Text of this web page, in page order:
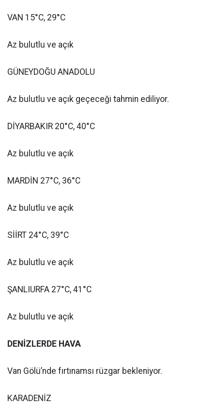
VAN 15°C, 29°C
Az bulutlu ve açık
GÜNEYDOĞU ANADOLU
Az bulutlu ve açık geçeceği tahmin ediliyor.
DİYARBAKIR 20°C, 40°C
Az bulutlu ve açık
MARDİN 27°C, 36°C
Az bulutlu ve açık
SİİRT 24°C, 39°C
Az bulutlu ve açık
ŞANLIURFA 27°C, 41°C
Az bulutlu ve açık
DENİZLERDE HAVA
Van Gölü’nde fırtınamsı rüzgar bekleniyor.
KARADENİZ